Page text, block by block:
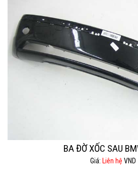
BA ĐỜ XỐC SAU
Giá: Liên hệ VND